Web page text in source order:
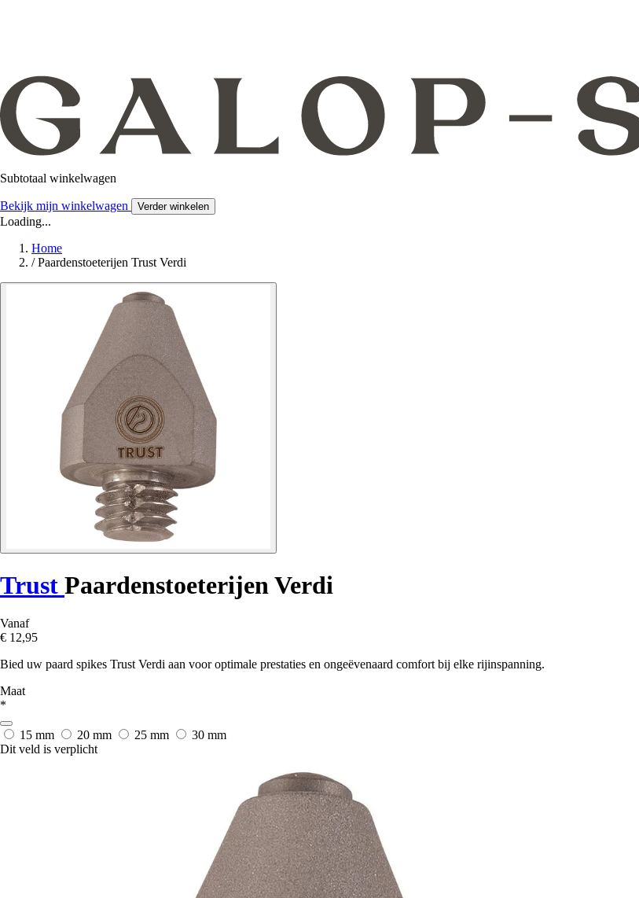
Subtotaal winkelwagen
Bekijk mijn winkelwagen Verder winkelen
Loading...
Home
/ Paardenstoeterijen Trust Verdi
Trust Paardenstoeterijen Verdi
Vanaf
€ 12,95
Bied uw paard spikes Trust Verdi aan voor optimale prestaties en ongeëvenaard comfort bij elke rijinspanning.
Maat
*
15 mm 20 mm 25 mm
30 mm
Dit veld is verplicht